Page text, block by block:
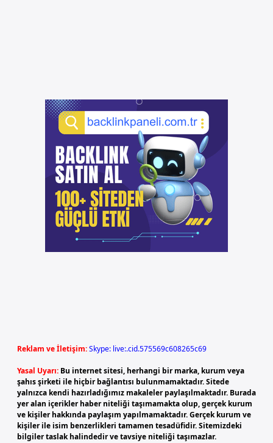
Reklam ve İletişim:Skype: live:.cid.575569c608265c69
Yasal Uyarı: Bu internet sitesi, herhangi bir marka, kurum veya
şahıs şirketi ile hiçbir bağlantısı bulunmamaktadır. Sitede
yalnızca kendi hazırladığımız makaleler paylaşılmaktadır. Burada
yer alan içerikler haber niteliği taşımamakta olup, gerçek kurum
ve kişiler hakkında paylaşım yapılmamaktadır. Gerçek kurum ve
kişiler ile isim benzerlikleri tamamen tesadüfidir. Sitemizdeki
bilgiler taslak halindedir ve tavsiye niteliği taşımazlar.